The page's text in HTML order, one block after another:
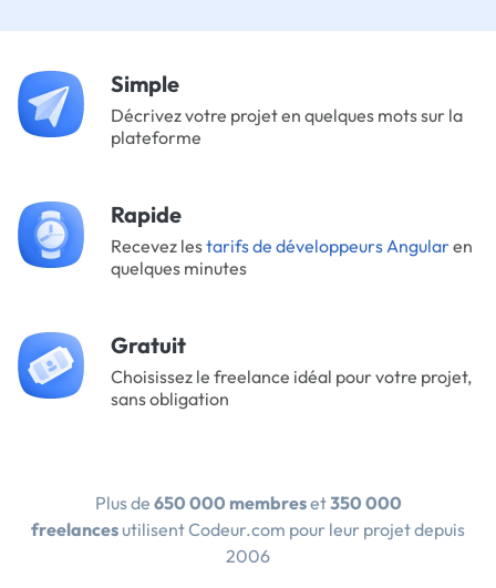
Simple
Décrivez votre projet en quelques mots sur la
plateforme
Rapide
Recevez lestarifs de développeurs Angularen
quelques minutes
Gratuit
Choisissez le freelance idéal pour votre projet,
sans obligation
Plus de 650 000 membreset350 000
freelances utilisent Codeur.com pour leur projet depuis
2006